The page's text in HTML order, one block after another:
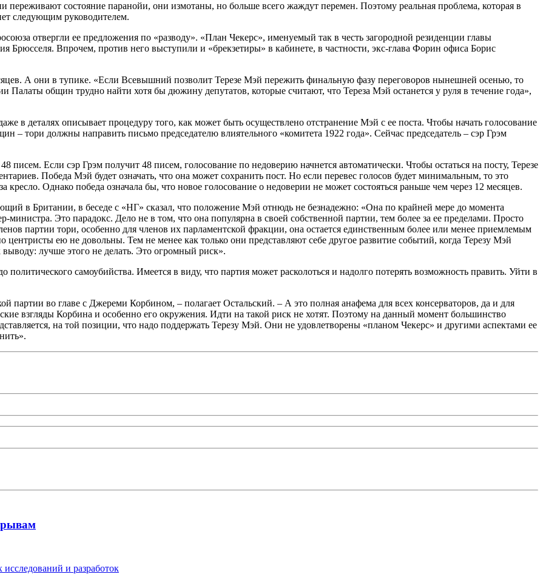
переживают состояние паранойи, они измотаны, но больше всего жаждут перемен. Поэтому реальная проблема, которая в
следующим руководителем.
отвергли ее предложения по «разводу». «План Чекерс», именуемый так в честь загородной резиденции главы
Брюсселя. Впрочем, против него выступили и «брекзетиры» в кабинете, в частности, экс-глава Форин офиса Борис
А они в тупике. «Если Всевышний позволит Терезе Мэй пережить финальную фазу переговоров нынешней осенью, то
Палаты общин трудно найти хотя бы дюжину депутатов, которые считают, что Тереза Мэй останется у руля в течение года»,
в деталях описывает процедуру того, как может быть осуществлено отстранение Мэй с ее поста. Чтобы начать голосование
– тори должны направить письмо председателю влиятельного «комитета 1922 года». Сейчас председатель – сэр Грэм
писем. Если сэр Грэм получит 48 писем, голосование по недоверию начнется автоматически. Чтобы остаться на посту, Терезе
Победа Мэй будет означать, что она может сохранить пост. Но если перевес голосов будет минимальным, то это
Однако победа означала бы, что новое голосование о недоверии не может состояться раньше чем через 12 месяцев.
в Британии, в беседе с «НГ» сказал, что положение Мэй отнюдь не безнадежно: «Она по крайней мере до момента
министра. Это парадокс. Дело не в том, что она популярна в своей собственной партии, тем более за ее пределами. Просто
партии тори, особенно для членов их парламентской фракции, она остается единственным более или менее приемлемым
ею не довольны. Тем не менее как только они представляют себе другое развитие событий, когда Терезу Мэй
лучше этого не делать. Это огромный риск».
самоубийства. Имеется в виду, что партия может расколоться и надолго потерять возможность править. Уйти в
партии во главе с Джереми Корбином, – полагает Остальский. – А это полная анафема для всех консерваторов, да и для
взгляды Корбина и особенно его окружения. Идти на такой риск не хотят. Поэтому на данный момент большинство
на той позиции, что надо поддержать Терезу Мэй. Они не удовлетворены «планом Чекерс» и другими аспектами ее
и разработок